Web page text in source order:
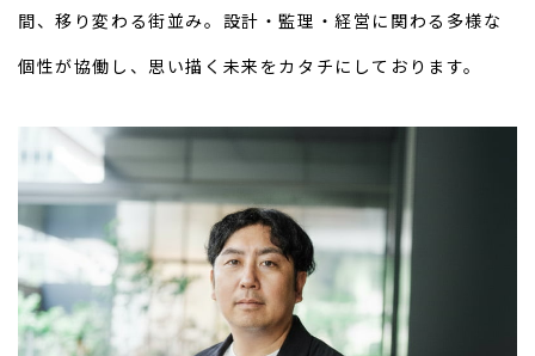
間、移り変わる街並み。設計・監理・経営に関わる多様な
個性が協働し、思い描く未来をカタチにしております。